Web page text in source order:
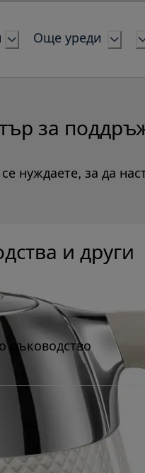
Още уреди
за
нуждаете, за да
и други
ръководство